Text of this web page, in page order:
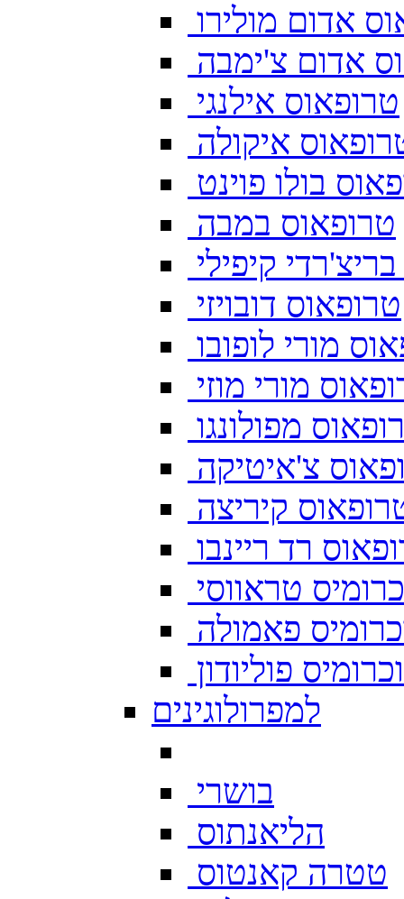
אדום מולירו
אדום צ'ימבה
טרופאוס אילנגי
איקולה
בולו פוינט
טרופאוס במבה
קיפילי
טרופאוס דובויזי
מורי לופובו
מורי מוזי
מפולונגו
צ'איטיקה
קיריצה
רד ריינבו
טראווסי
פאמולה
פוליודון
למפרולוגינים
בושרי
הליאנתוס
טטרה קאנטוס